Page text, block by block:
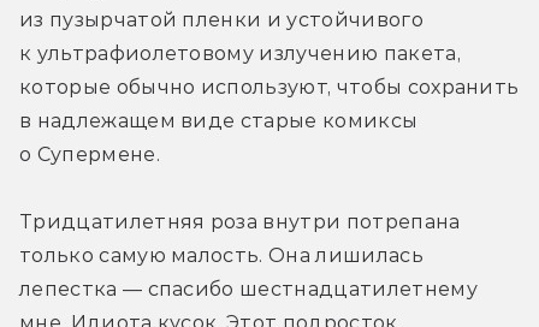
из пузырчатой пленки и устойчивого
к ультрафиолетовому излучению пакета,
которые обычно используют, чтобы сохранить
в надлежащем виде старые комиксы
о Супермене.
Тридцатилетняя роза внутри потрепана
только самую малость. Она лишилась
лепестка — спасибо шестнадцатилетнему